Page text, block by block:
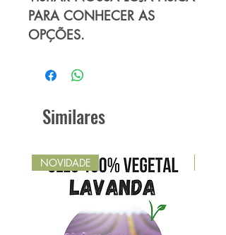
PARA CONHECER AS
OPÇÕES.
Similares
NOVIDADE